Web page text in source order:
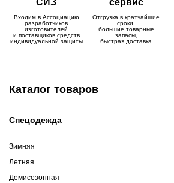
Входим в Ассоциацию
разработчиков
изготовителей
и поставщиков средств
индивидуальной защиты
Отгрузка в кратчайшие
сроки,
большие товарные
запасы,
быстрая доставка
Каталог товаров
Спецодежда
Зимняя
Летняя
Демисезонная